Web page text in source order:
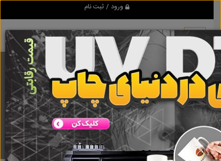
ورود / ثبت نام
برنامه اندروید تبلیغ شو
مرجع نیازمندیها و تبلیغات اینترنتی
دانلود